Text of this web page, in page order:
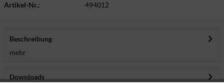
Artikel-Nr.: 494012
Beschreibung
mehr
Downloads